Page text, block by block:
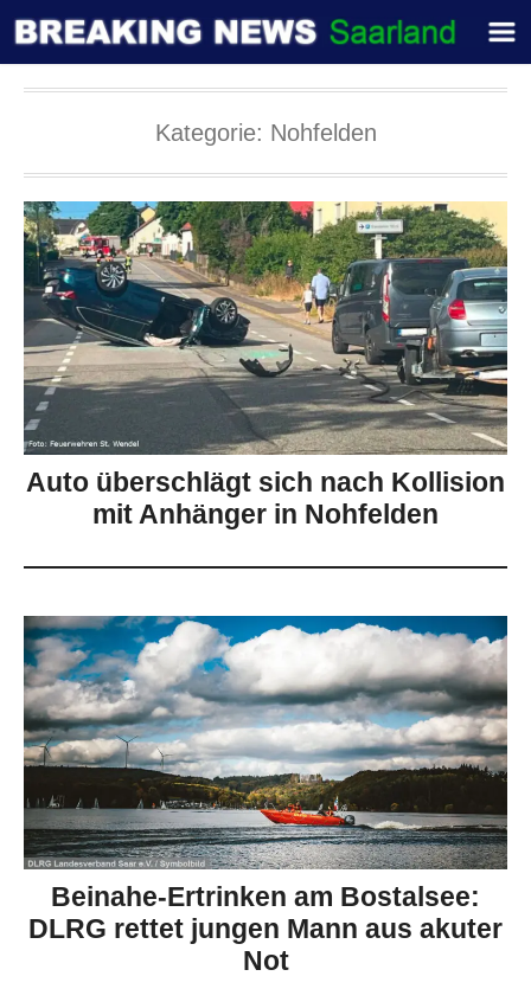
Kategorie: Nohfelden
Auto überschlägt sich nach Kollision
mit Anhänger in Nohfelden
Beinahe-Ertrinken am Bostalsee:
DLRG rettet jungen Mann aus akuter
Not